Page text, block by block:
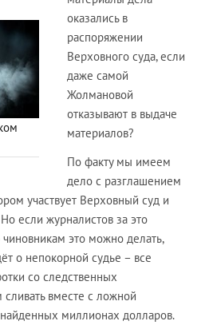
оказались в
распоряжении
Верховного суда, если
даже самой
Жолмановой
отказывают в выдаче
материалов?
По факту мы имеем
дело с разглашением
участвует Верховный суд и
если журналистов за это
это можно делать,
о непокорной судье – все
со следственных
вместе с ложной
миллионах долларов.